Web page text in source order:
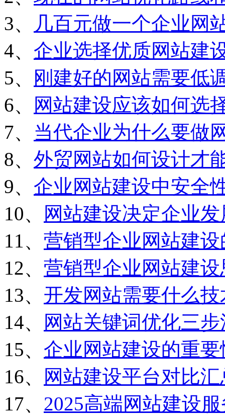
3、
几百元做一个企业网
4、 企业选择优质网站建
5、
刚建好的网站需要低
6、
网站建设应该如何选
7、 当代企业为什么要做
8、 外贸网站如何设计才
9、 企业网站建设中安全
10、
网站建设决定企业
11、 营销型企业网站建
12、 营销型企业网站建设
13、 开发网站需要什么技
14、
网站关键词优化三步
15、 企业网站建设的重要
16、
网站建设平台对比汇
17、 2025高端网站建设